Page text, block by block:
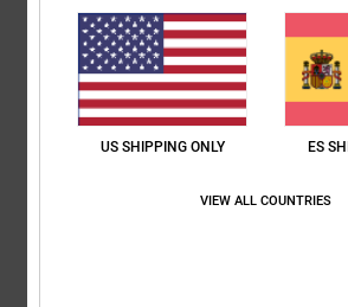
basado en2 reseñas verificadas
El 50% de nuestros clientes
Comodidad
5.0
US SHIPPING ONLY ES
VIEW ALL COUNTRIES